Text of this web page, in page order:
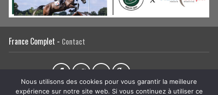
France Complet - Contact
Nous utilisons des cookies pour vous garantir la meilleure
expérience sur notre site web. Si vous continuez à utiliser ce